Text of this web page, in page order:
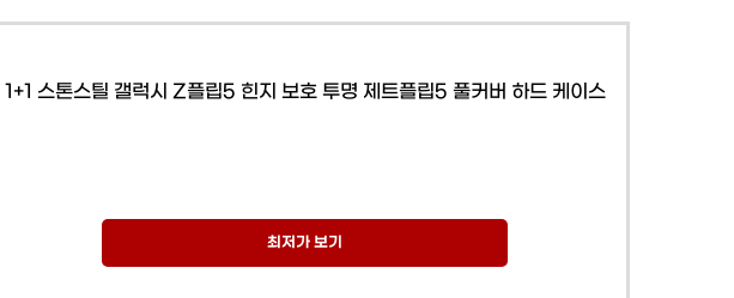
1+1 스톤스틸 갤럭시 Z플립5 힌지 보호 투명 제트플립5 풀커버 하드 케이스
최저가 보기